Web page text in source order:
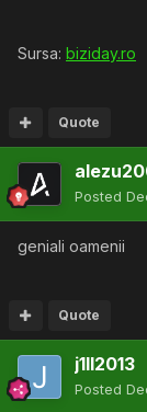
Sursa: biziday.ro
Quote
Posted
geniali oamenii
Quote
j1ll2013
Posted